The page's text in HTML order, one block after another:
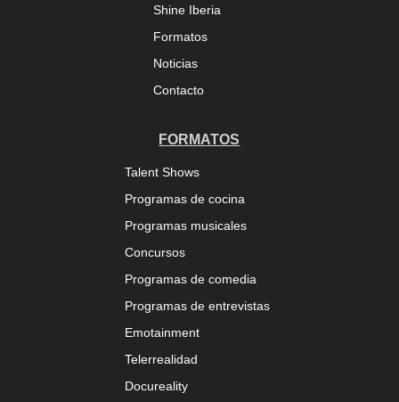
Shine Iberia
Formatos
Noticias
Contacto
FORMATOS
Talent Shows
Programas de cocina
Programas musicales
Concursos
Programas de comedia
Programas de entrevistas
Emotainment
Telerrealidad
Docureality